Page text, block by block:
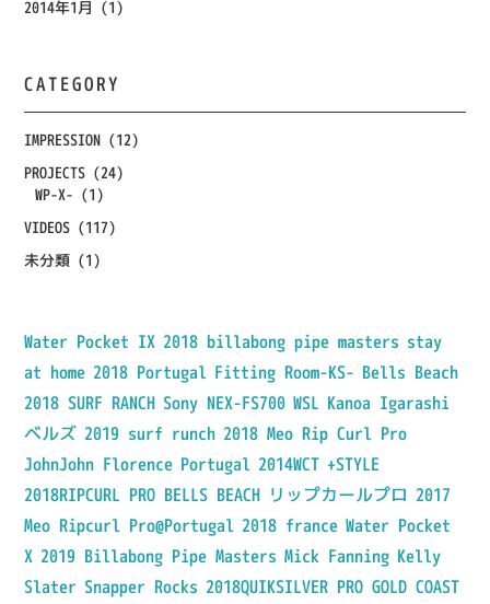
2014年1月 (1)
CATEGORY
IMPRESSION (12)
PROJECTS (24)
WP-X- (1)
VIDEOS (117)
未分類 (1)
Water Pocket IX 2018 billabong pipe masters stay
at home 2018 Portugal Fitting Room-KS- Bells Beach
2018 SURF RANCH Sony NEX-FS700 WSL Kanoa Igarashi
ベルズ 2019 surf runch 2018 Meo Rip Curl Pro
JohnJohn Florence Portugal 2014WCT +STYLE
2018RIPCURL PRO BELLS BEACH リップカールプロ 2017
Meo Ripcurl Pro@Portugal 2018 france Water Pocket
X 2019 Billabong Pipe Masters Mick Fanning Kelly
Slater Snapper Rocks 2018QUIKSILVER PRO GOLD COAST